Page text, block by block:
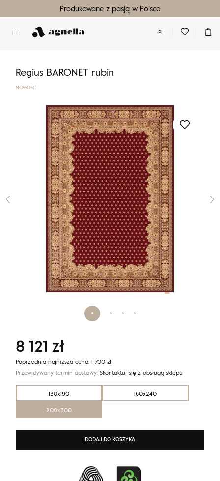
Produkowane z pasją w Polsce
PL
Regius BARONET rubin
NOWOŚĆ
130x190
160x240
200x300
8 121 zł
Poprzednia najniższa cena: 1 700 zł
Przewidywany termin dostawy: Skontaktuj się z obsługą sklepu
DODAJ DO KOSZYKA